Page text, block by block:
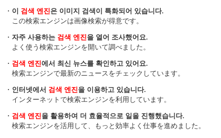
・ 이 검색 엔진은 이미지 검색이 특화되어 있습니다.
この検索エンジンは画像検索が得意です。
・ 자주 사용하는 검색 엔진을 열어 조사했어요.
よく使う検索エンジンを開いて調べました。
・ 검색 엔진에서 최신 뉴스를 확인하고 있어요.
検索エンジンで最新のニュースをチェックしています。
・ 인터넷에서 검색 엔진을 이용하고 있습니다.
インターネットで検索エンジンを利用しています。
・ 검색 엔진을 활용하여 더 효율적으로 일을 진행했습니다.
検索エンジンを活用して、もっと効率よく仕事を進めました。